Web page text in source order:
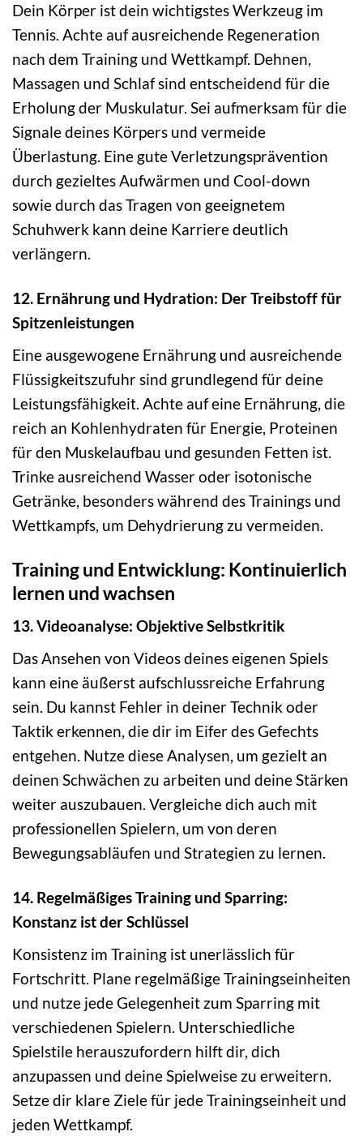
Dein Körper ist dein wichtigstes Werkzeug im
Tennis. Achte auf ausreichende Regeneration
nach dem Training und Wettkampf. Dehnen,
Massagen und Schlaf sind entscheidend für die
Erholung der Muskulatur. Sei aufmerksam für die
Signale deines Körpers und vermeide
Überlastung. Eine gute Verletzungsprävention
durch gezieltes Aufwärmen und Cool-down
sowie durch das Tragen von geeignetem
Schuhwerk kann deine Karriere deutlich
verlängern.
12. Ernährung und Hydration: Der Treibstoff für
Spitzenleistungen
Eine ausgewogene Ernährung und ausreichende
Flüssigkeitszufuhr sind grundlegend für deine
Leistungsfähigkeit. Achte auf eine Ernährung, die
reich an Kohlenhydraten für Energie, Proteinen
für den Muskelaufbau und gesunden Fetten ist.
Trinke ausreichend Wasser oder isotonische
Getränke, besonders während des Trainings und
Wettkampfs, um Dehydrierung zu vermeiden.
Training und Entwicklung: Kontinuierlich
lernen und wachsen
13. Videoanalyse: Objektive Selbstkritik
Das Ansehen von Videos deines eigenen Spiels
kann eine äußerst aufschlussreiche Erfahrung
sein. Du kannst Fehler in deiner Technik oder
Taktik erkennen, die dir im Eifer des Gefechts
entgehen. Nutze diese Analysen, um gezielt an
deinen Schwächen zu arbeiten und deine Stärken
weiter auszubauen. Vergleiche dich auch mit
professionellen Spielern, um von deren
Bewegungsabläufen und Strategien zu lernen.
14. Regelmäßiges Training und Sparring:
Konstanz ist der Schlüssel
Konsistenz im Training ist unerlässlich für
Fortschritt. Plane regelmäßige Trainingseinheiten
und nutze jede Gelegenheit zum Sparring mit
verschiedenen Spielern. Unterschiedliche
Spielstile herauszufordern hilft dir, dich
anzupassen und deine Spielweise zu erweitern.
Setze dir klare Ziele für jede Trainingseinheit und
jeden Wettkampf.